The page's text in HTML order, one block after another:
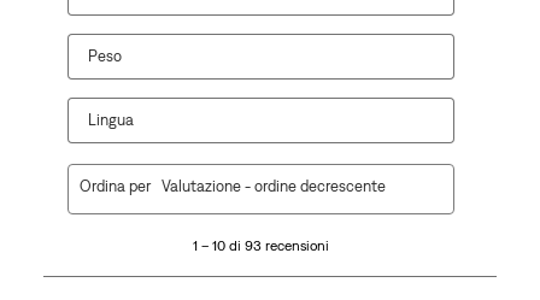
Peso
Lingua
93
1 – 10 di 93 recensioni
Ordina per Valutazione - ordine decrescente